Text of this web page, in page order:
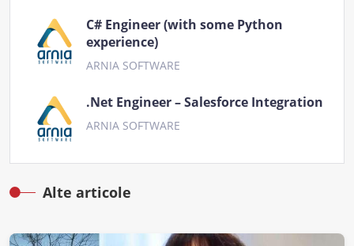
C# Engineer (with some Python
experience)
ARNIA SOFTWARE
.Net Engineer – Salesforce Integration
ARNIA SOFTWARE
Alte articole